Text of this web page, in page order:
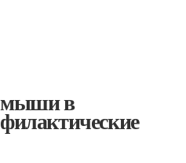
мыши в